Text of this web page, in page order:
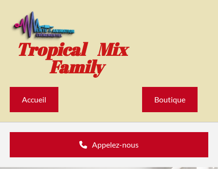
Tropical Mix
Family
Accueil Boutique
Appelez-nous